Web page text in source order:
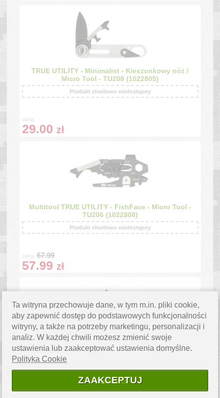
TRUE UTILITY - Minimalist - Kieszonkowy nóż /
Micro Tool - TU208 (1022805)
Produkt chwilowo niedostępny
cena:
29.00 zł
Multitool TRUE UTILITY - FishFace - Micro Tool -
TU206 (1022808)
Produkt chwilowo niedostępny
cena:67.99
57.99 zł
TRUE UTILITY - MiniDriver - Micro Tool - TU231
(26511)
Produkt chwilowo niedostępny
Ta witryna przechowuje dane, w tym m.in. pliki cookie,
aby zapewnić dostęp do podstawowych funkcjonalności
witryny, a także na potrzeby marketingu, personalizacji i
analiz. W każdej chwili możesz zmienić swoje
ustawienia lub zaakceptować ustawienia domyślne.
Polityka Cookie
ZAAKCEPTUJ